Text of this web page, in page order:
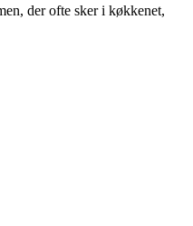
der ofte sker i køkkenet,